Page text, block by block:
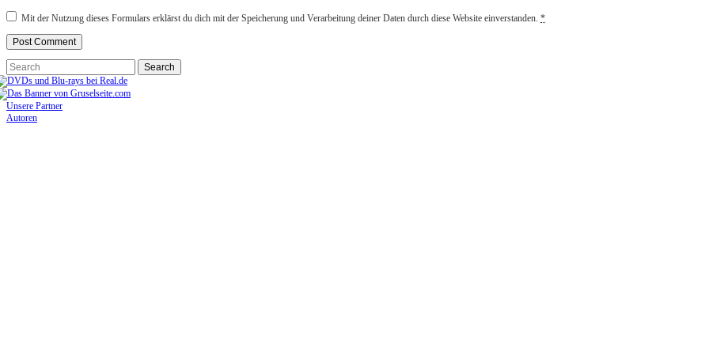
Mit der Nutzung dieses Formulars erklärst du dich mit der Speicherung und Verarbeitung deiner Daten durch diese Website einverstanden. *
Unsere Partner
Autoren